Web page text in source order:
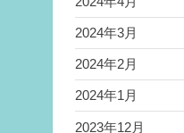
2024年3月
2024年2月
2024年1月
2023年12月